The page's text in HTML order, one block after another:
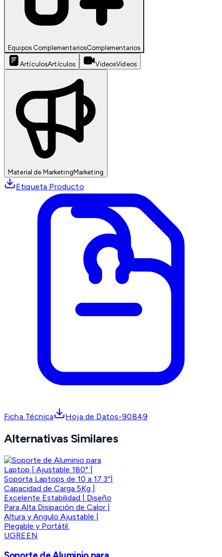
Equipos ComplementariosComplementarios
ArtículosArtículos VideosVideos
Material de MarketingMarketing
Etiqueta Producto
Ficha Técnica Hoja de Datos-90849
Alternativas Similares
UGREEN